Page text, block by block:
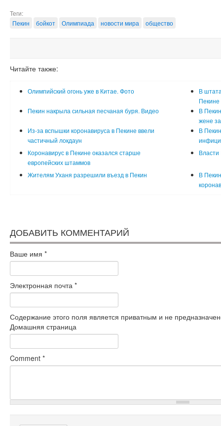
Теги:
Пекин
бойкот Олимпиада новости мира общество
Читайте также:
Олимпийский огонь уже в Китае. Фото
В
Пекине
Пекин накрыла сильная песчаная буря. Видео
В
жене
Из-за вспышки коронавируса в Пекине ввели
частичный локдаун
В
Коронавирус в Пекине оказался старше
европейских штаммов
Власти
Жителям Уханя разрешили въезд в Пекин
В
ДОБАВИТЬ КОММЕНТАРИЙ
Ваше имя *
Электронная почта *
Содержание этого поля является приватным и не
Домашняя страница
Comment *